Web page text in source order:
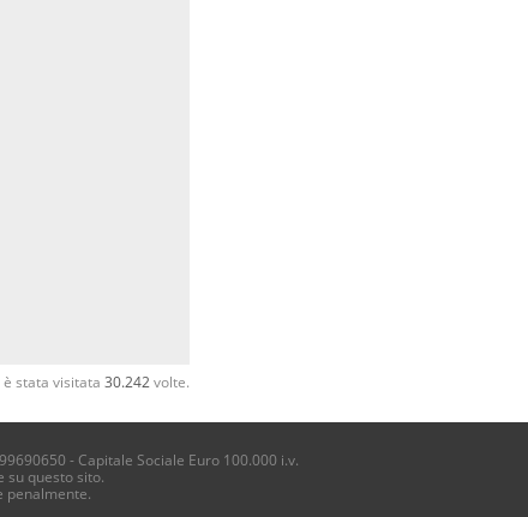
stata visitata 30.242volte.
- Capitale Sociale Euro 100.000 i.v.
su questo sito.
penalmente.